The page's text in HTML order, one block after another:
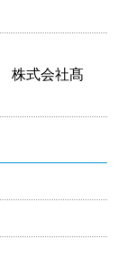
株式会社髙